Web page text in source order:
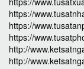
https://
https://
https://
http://
http://